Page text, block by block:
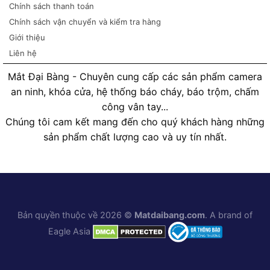
Chính sách thanh toán
Chính sách vận chuyển và kiểm tra hàng
Giới thiệu
Liên hệ
Mắt Đại Bàng - Chuyên cung cấp các sản phẩm camera
an ninh, khóa cửa, hệ thống báo cháy, báo trộm, chấm
công vân tay...
Chúng tôi cam kết mang đến cho quý khách hàng những
sản phẩm chất lượng cao và uy tín nhất.
Bản quyền thuộc về 2026 © Matdaibang.com. A brand of
Eagle Asia